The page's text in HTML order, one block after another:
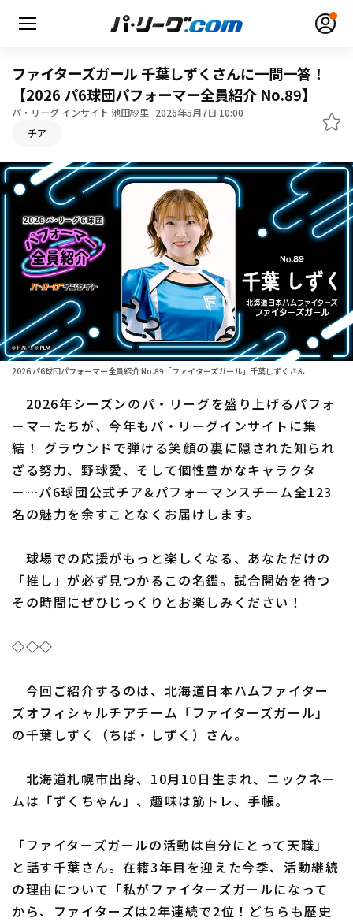
無料アカウント登録
HOME
動画
日程・結果
順位表･成績
1軍公式戦
ファーム東地区
ファーム中地区
ファーム西地区
交流戦
選手名鑑
北海道日本ハムファイターズ
東北楽天ゴールデンイーグルス
埼玉西武ライオンズ
千葉ロッテマリーンズ
オリックス・バファローズ
福岡ソフトバンクホークス
設定
特定商取引法の表示 アルバイト募集（別ウィンドウで開く
ファイターズガール 千葉しずくさんに一問一答！
【2026 パ6球団パフォーマー全員紹介 No.89】
パ・リーグ インサイト 池田紗里 2026年5月7日 10:00
チア
2026 パ6球団パフォーマー全員紹介 No.89「ファイターズガール」千葉しずくさん
2026年シーズンのパ・リーグを盛り上げるパフォ
ーマーたちが、今年もパ・リーグインサイトに集
結！ グラウンドで弾ける笑顔の裏に隠された知られ
ざる努力、野球愛、そして個性豊かなキャラクタ
ー…パ6球団公式チア&パフォーマンスチーム全123
名の魅力を余すことなくお届けします。
球場での応援がもっと楽しくなる、あなただけの
「推し」が必ず見つかるこの名鑑。試合開始を待つ
その時間にぜひじっくりとお楽しみください！
◇◇◇
今回ご紹介するのは、北海道日本ハムファイター
ズオフィシャルチアチーム「ファイターズガール」
の千葉しずく（ちば・しずく）さん。
北海道札幌市出身、10月10日生まれ、ニックネー
ムは「ずくちゃん」、趣味は筋トレ、手帳。
「ファイターズガールの活動は自分にとって天職」
と話す千葉さん。在籍3年目を迎えた今季、活動継続
の理由について「私がファイターズガールになって
から、ファイターズは2年連続で2位！どちらも歴史